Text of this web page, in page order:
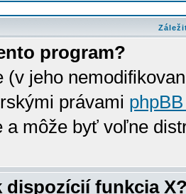
program?
(v jeho
právami
a môže byť voľne
dispozícií funkcia